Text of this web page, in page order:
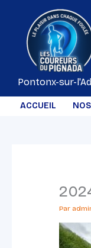
contenu
Pontonx-sur-
ACCUEIL
Par